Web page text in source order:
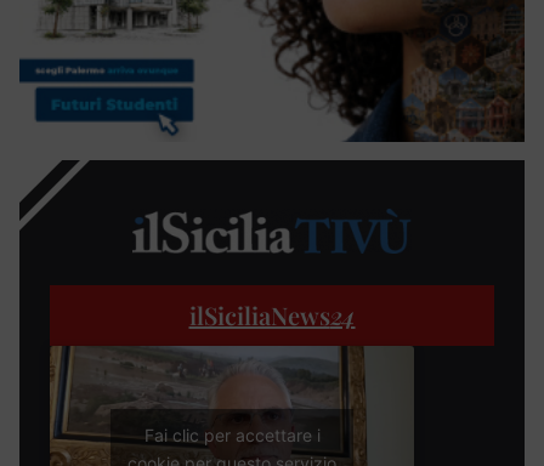
ilSiciliaNews24
Fai clic per accettare i